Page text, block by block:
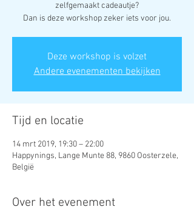
zelfgemaakt cadeautje?
Deze workshop is volzet
Andere evenementen bekijken
Tijd en locatie
14 mrt 2019, 19:30 – 22:00
Happynings, Lange Munte 88, 9860 Oosterzele,
België
Over het evenement